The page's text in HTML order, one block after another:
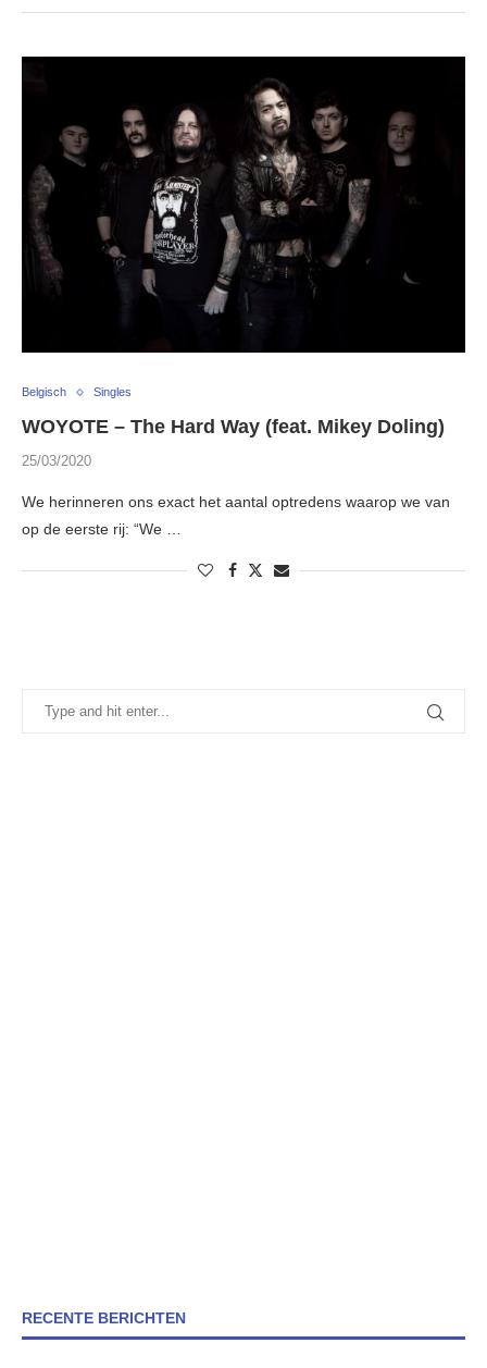
Belgisch Singles
WOYOTE – The Hard Way (feat. Mikey Doling)
25/03/2020
We herinneren ons exact het aantal optredens waarop we van
op de eerste rij: “We …
RECENTE BERICHTEN